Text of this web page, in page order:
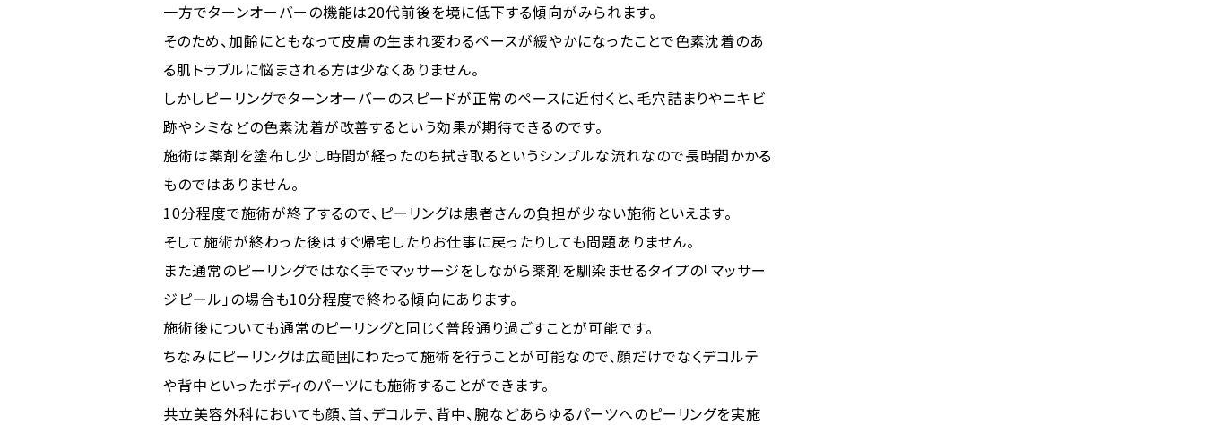
一方でターンオーバーの機能は20代前後を境に低下する傾向がみられます。
そのため、加齢にともなって皮膚の生まれ変わるペースが緩やかになったことで色素沈着のあ
る肌トラブルに悩まされる方は少なくありません。
しかしピーリングでターンオーバーのスピードが正常のペースに近付くと、毛穴詰まりやニキビ
跡やシミなどの色素沈着が改善するという効果が期待できるのです。
施術は薬剤を塗布し少し時間が経ったのち拭き取るというシンプルな流れなので長時間かかる
ものではありません。
10分程度で施術が終了するので、ピーリングは患者さんの負担が少ない施術といえます。
そして施術が終わった後はすぐ帰宅したりお仕事に戻ったりしても問題ありません。
また通常のピーリングではなく手でマッサージをしながら薬剤を馴染ませるタイプの「マッサー
ジピール」の場合も10分程度で終わる傾向にあります。
施術後についても通常のピーリングと同じく普段通り過ごすことが可能です。
ちなみにピーリングは広範囲にわたって施術を行うことが可能なので、顔だけでなくデコルテ
や背中といったボディのパーツにも施術することができます。
共立美容外科においても顔、首、デコルテ、背中、腕などあらゆるパーツへのピーリングを実施